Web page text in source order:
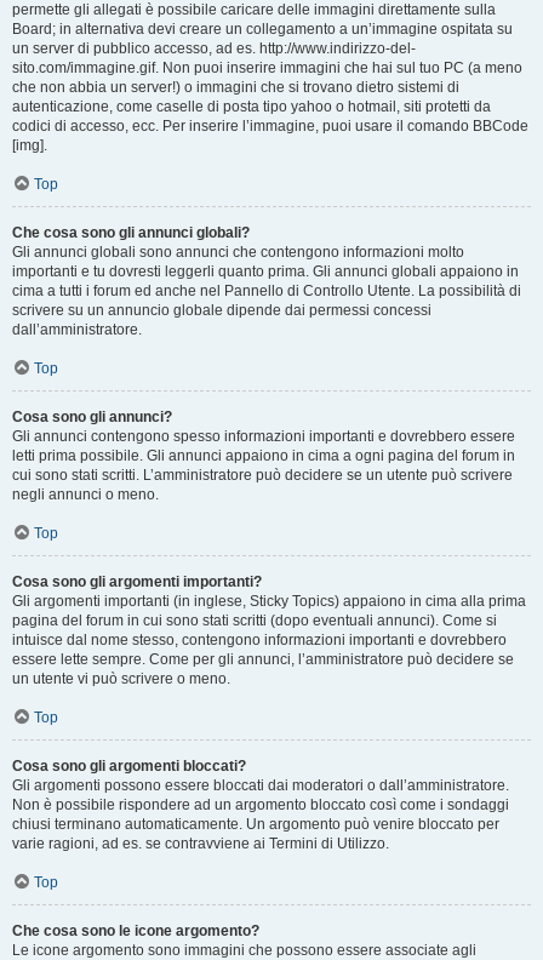
permette gli allegati è possibile caricare delle immagini direttamente sulla
Board; in alternativa devi creare un collegamento a un’immagine ospitata su
un server di pubblico accesso, ad es. http://www.indirizzo-del-
sito.com/immagine.gif. Non puoi inserire immagini che hai sul tuo PC (a meno
che non abbia un server!) o immagini che si trovano dietro sistemi di
autenticazione, come caselle di posta tipo yahoo o hotmail, siti protetti da
codici di accesso, ecc. Per inserire l’immagine, puoi usare il comando BBCode
[img].
Top
Che cosa sono gli annunci globali?
Gli annunci globali sono annunci che contengono informazioni molto
importanti e tu dovresti leggerli quanto prima. Gli annunci globali appaiono in
cima a tutti i forum ed anche nel Pannello di Controllo Utente. La possibilità di
scrivere su un annuncio globale dipende dai permessi concessi
dall’amministratore.
Top
Cosa sono gli annunci?
Gli annunci contengono spesso informazioni importanti e dovrebbero essere
letti prima possibile. Gli annunci appaiono in cima a ogni pagina del forum in
cui sono stati scritti. L’amministratore può decidere se un utente può scrivere
negli annunci o meno.
Top
Cosa sono gli argomenti importanti?
Gli argomenti importanti (in inglese, Sticky Topics) appaiono in cima alla prima
pagina del forum in cui sono stati scritti (dopo eventuali annunci). Come si
intuisce dal nome stesso, contengono informazioni importanti e dovrebbero
essere lette sempre. Come per gli annunci, l’amministratore può decidere se
un utente vi può scrivere o meno.
Top
Cosa sono gli argomenti bloccati?
Gli argomenti possono essere bloccati dai moderatori o dall’amministratore.
Non è possibile rispondere ad un argomento bloccato così come i sondaggi
chiusi terminano automaticamente. Un argomento può venire bloccato per
varie ragioni, ad es. se contravviene ai Termini di Utilizzo.
Top
Che cosa sono le icone argomento?
Le icone argomento sono immagini che possono essere associate agli